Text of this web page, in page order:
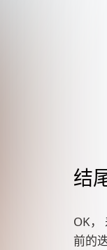
结
OK，
前的